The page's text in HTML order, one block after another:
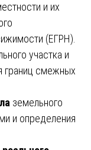
и их
(ЕГРН).
участка и
границ смежных
земельного
и определения